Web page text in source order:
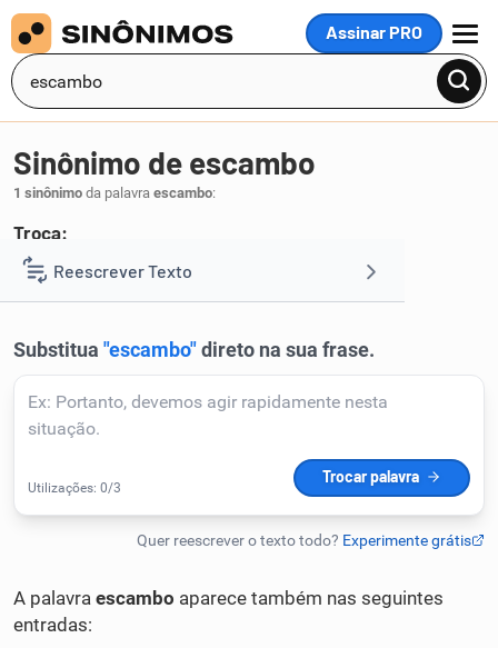
Assinar PRO
MENU
Reescrever Texto
Corrigir Texto
Humanizador de IA
Sinônimo de escambo
1 sinônimo da palavra escambo:
Troca:
1 mútuo.
A palavra escambo aparece também nas seguintes
entradas: